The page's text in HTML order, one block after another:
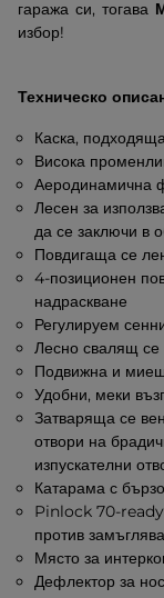
гаража си, тогава
избор!
Техническо
Каска,
Висока
Аеродинамична
Лесен за
да се заключи в
Повдигаща се
4-позиционен
надраскване
Регулируем
Лесно свалящ се
Подвижна и
Удобни, меки
Затваряща се
отвори на
изпускателни
Катарама с
Pinlock 70-ready
против
Място за
Дефлектор за